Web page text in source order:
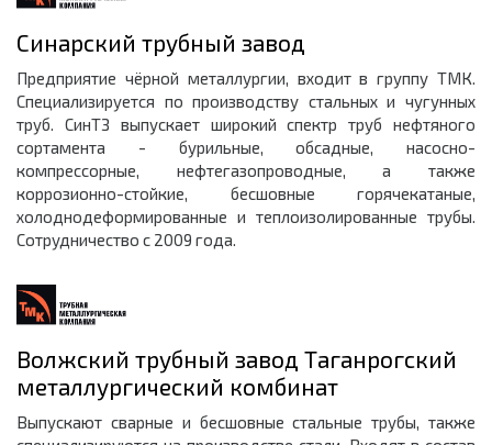
Синарский трубный завод
Предприятие чёрной металлургии, входит в группу ТМК.
Специализируется по производству стальных и чугунных
труб. СинТЗ выпускает широкий спектр труб нефтяного
сортамента - бурильные, обсадные, насосно-
компрессорные, нефтегазопроводные, а также
коррозионно-стойкие, бесшовные горячекатаные,
холоднодеформированные и теплоизолированные трубы.
Сотрудничество с 2009 года.
Волжский трубный завод Таганрогский
металлургический комбинат
Выпускают сварные и бесшовные стальные трубы, также